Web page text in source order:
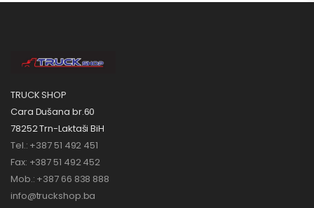
TRUCK SHOP
Cara Dušana br.60
78252 Trn-Laktaši BiH
Tel.: +387 51 492 451
Fax: +387 51 492 452
Mob.: +387 66 838 888
info@truckshop.ba